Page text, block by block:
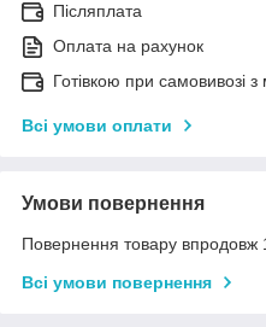
Післяплата
Оплата на рахунок
Готівкою при самовивозі з
Всі умови оплати
Умови повернення
Повернення товару впродовж
Всі умови повернення